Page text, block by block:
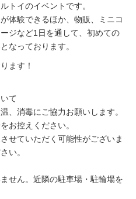
トイのイベントです。
体験できるほか、物販、ミニコ
ジなど1日を通して、初めての
なっております。
ます！
て
、消毒にご協力お願いします。
お控えください。
せていただく可能性がございま
い。
せん。近隣の駐車場・駐輪場を